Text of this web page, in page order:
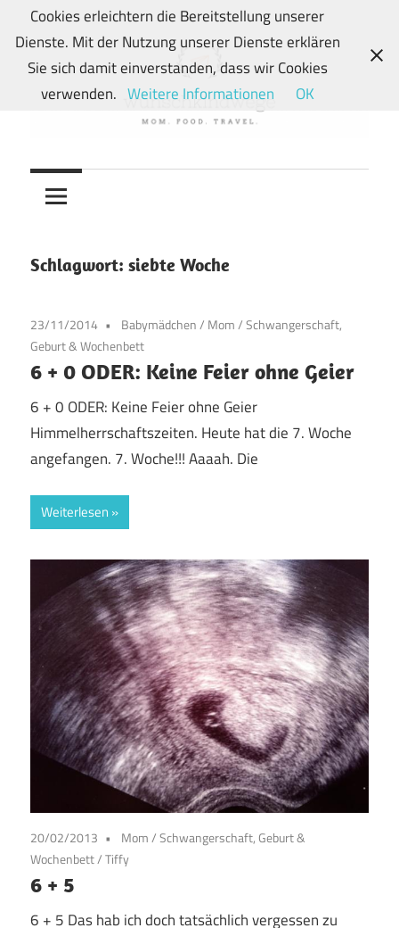
Zum
Inhalt
springen
wunschkindwege
Wunschkindern
und
Mein
Food-
und
Travelblog
Schlagwort: siebte Woche
23/11/2014 Babymädchen/ Mom/Schwangerschaft,
Geburt & Wochenbett
6 + 0 ODER: Keine Feier ohne Geier
6 + 0 ODER: Keine Feier ohne Geier
Himmelherrschaftszeiten. Heute hat die 7. Woche
angefangen. 7. Woche!!! Aaaah. Die
Weiterlesen
20/02/2013 Mom/Schwangerschaft, Geburt &
Wochenbett/Tiffy
6 + 5
6 + 5 Das hab ich doch tatsächlich vergessen zu
Cookies erleichtern die Bereitstellung unserer
Dienste. Mit der Nutzung unserer Dienste erklären
Sie sich damit einverstanden, dass wir Cookies
verwenden. Weitere Informationen OK